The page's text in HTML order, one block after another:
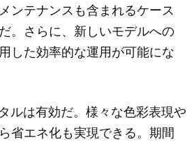
ンテナンスも含まれるケース
。さらに、新しいモデルへの
した効率的な運用が可能にな
ルは有効だ。様々な色彩表現や
省エネ化も実現できる。期間